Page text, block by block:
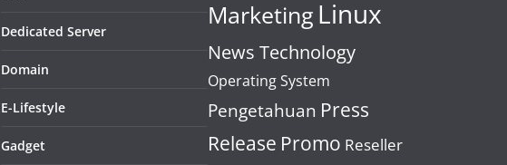
Dedicated Server
Domain
E-Lifestyle
Gadget
Marketing Linux
News Technology
Operating System
Pengetahuan Press
Release Promo Reseller